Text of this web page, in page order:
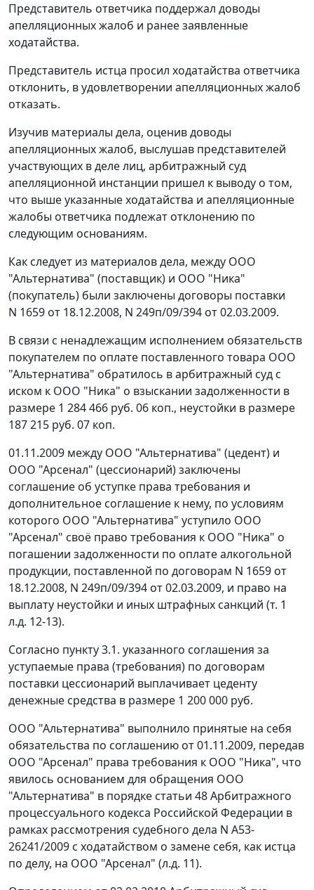
Представитель ответчика поддержал доводы
апелляционных жалоб и ранее заявленные
ходатайства.
Представитель истца просил ходатайства ответчика
отклонить, в удовлетворении апелляционных жалоб
отказать.
Изучив материалы дела, оценив доводы
апелляционных жалоб, выслушав представителей
участвующих в деле лиц, арбитражный суд
апелляционной инстанции пришел к выводу о том,
что выше указанные ходатайства и апелляционные
жалобы ответчика подлежат отклонению по
следующим основаниям.
Как следует из материалов дела, между ООО
"Альтернатива" (поставщик) и ООО "Ника"
(покупатель) были заключены договоры поставки
N 1659 от 18.12.2008, N 249п/09/394 от 02.03.2009.
В связи с ненадлежащим исполнением обязательств
покупателем по оплате поставленного товара ООО
"Альтернатива" обратилось в арбитражный суд с
иском к ООО "Ника" о взыскании задолженности в
размере 1 284 466 руб. 06 коп., неустойки в размере
187 215 руб. 07 коп.
01.11.2009 между ООО "Альтернатива" (цедент) и
ООО "Арсенал" (цессионарий) заключены
соглашение об уступке права требования и
дополнительное соглашение к нему, по условиям
которого ООО "Альтернатива" уступило ООО
"Арсенал" своё право требования к ООО "Ника" о
погашении задолженности по оплате алкогольной
продукции, поставленной по договорам N 1659 от
18.12.2008, N 249п/09/394 от 02.03.2009, и право на
выплату неустойки и иных штрафных санкций (т. 1
л.д. 12-13).
Согласно пункту 3.1. указанного соглашения за
уступаемые права (требования) по договорам
поставки цессионарий выплачивает цеденту
денежные средства в размере 1 200 000 руб.
ООО "Альтернатива" выполнило принятые на себя
обязательства по соглашению от 01.11.2009, передав
ООО "Арсенал" права требования к ООО "Ника", что
явилось основанием для обращения ООО
"Альтернатива" в порядке статьи 48Арбитражного
процессуального кодекса Российской Федерации в
рамках рассмотрения судебного дела N А53-
26241/2009 с ходатайством о замене себя, как истца
по делу, на ООО "Арсенал" (л.д. 11).